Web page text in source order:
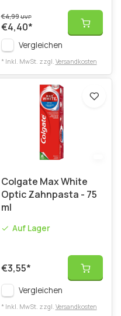
€4,99UVP
€4,40*
Vergleichen
* Inkl. MwSt. zzgl. Versandkosten
Colgate Max White
Optic Zahnpasta - 75
ml
Auf Lager
€3,55*
Vergleichen
* Inkl. MwSt. zzgl. Versandkosten